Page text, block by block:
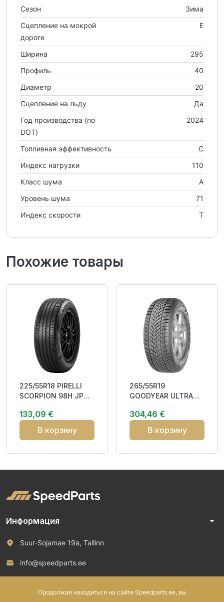
Сезон
Зима
Сцепление на мокрой
дороге
E
Ширина
295
Профиль
40
Диаметр
20
Сцепление на льду
Да
Год производства (по
DOT)
2024
Топливная эффективность
C
Индекс нагрузки
110
Класс шума
A
Уровень шума
71
Индекс скорости
T
Похожие товары
225/55R18 PIRELLI
SCORPION 98H JP
133,09 €
В корзину
265/55R19
GOODYEAR ULTRA
XL FP Friction BDB
304,46 €
В корзину
Информация arrow_drop_down
Suur-Sojamae 19a, Tallinn
info@speedparts.ee
Продолжая находиться на сайте Speedparts.ee, вы